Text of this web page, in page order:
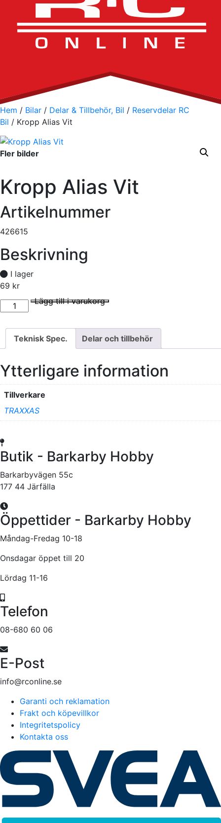
Hem / Bilar / Delar & Tillbehör, Bil / Reservdelar RC
Bil / Kropp Alias Vit
Fler bilder
Kropp Alias Vit
Artikelnummer
426615
Beskrivning
I lager
69 kr
I lager
Kropp Alias Vit mängd Lägg till i varukorg
Teknisk Spec. Delar och tillbehör
Ytterligare information
Tillverkare
TRAXXAS
Butik - Barkarby Hobby
Barkarbyvägen 55c
177 44 Järfälla
Öppettider - Barkarby Hobby
Måndag-Fredag 10-18
Onsdagar öppet till 20
Lördag 11-16
Telefon
08-680 60 06
E-Post
info@rconline.se
Garanti och reklamation
Frakt och köpevillkor
Integritetspolicy
Kontakta oss